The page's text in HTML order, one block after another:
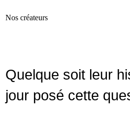
Nos créateurs
Quelque soit leur
jour posé cette